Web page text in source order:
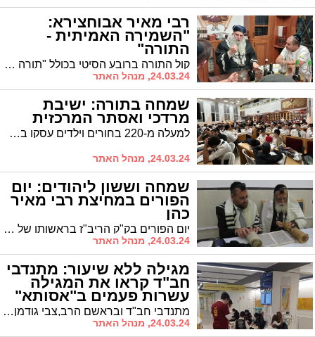
רבי מאיר אבוחצירא:
"השמירה האמיתית -
התורה"
קול התורה ברובע הסיטי בכולל "תורה לשמה" בליל פורים: הרה"ג רבי מאיר אבוחצירא מסר דברי תורה על עניני המגילה ב"גלימת הראשון לציון" ואמר: זה הזמן לומר - השמירה האמיתית, רק התורה
24.03.24, מנהל האתר
שמחה בתורה: ישיבת
מרדכי ואסתר המרכזית
למעלה מ-220 בחורים וילדים עסקו בתורה בליל פורים: רעיון מבורך של ישיבת ״מרדכי ואסתר״ המרכזית ביוזמת ר' דוד חנונה
24.03.24, מנהל האתר
שמחה וששון ליהודים: יום
הפורים במחיצת רבי מאיר
כהן
יום הפורים בק"ק הריב"ז בראשותו של הגה"צ רבי מאיר כהן שליט"א* לאחר התפילה אמרו "אבינו מלכנו"
24.03.24, מנהל האתר
מגילה ללא שיעור: מתנדבי
חב"ד קראו את המגילה
עשרות פעמים ב"אסותא"
מתנדבי חב"ד ובראשם הרב,צבי גודמן שליח חב"ד באסותא, קראו את המגילה עשרות פעמים בליל החג כשהם עוברים בכל המחלקות ומזכים את כלל המאושפזים והמלווים
24.03.24, מנהל האתר